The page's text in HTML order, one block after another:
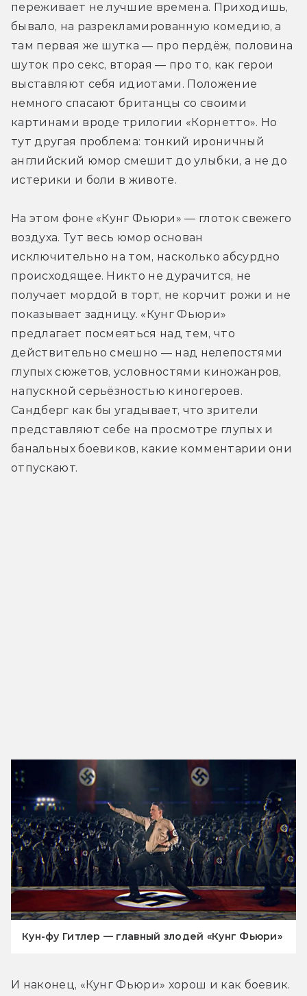
переживает не лучшие времена. Приходишь,
бывало, на разрекламированную комедию, а
там первая же шутка — про пердёж, половина
шуток про секс, вторая — про то, как герои
выставляют себя идиотами. Положение
немного спасают британцы со своими
картинами вроде трилогии «Корнетто». Но
тут другая проблема: тонкий ироничный
английский юмор смешит до улыбки, а не до
истерики и боли в животе.
На этом фоне «Кунг Фьюри» — глоток свежего
воздуха. Тут весь юмор основан
исключительно на том, насколько абсурдно
происходящее. Никто не дурачится, не
получает мордой в торт, не корчит рожи и не
показывает задницу. «Кунг Фьюри»
предлагает посмеяться над тем, что
действительно смешно — над нелепостями
глупых сюжетов, условностями киножанров,
напускной серьёзностью киногероев.
Сандберг как бы угадывает, что зрители
представляют себе на просмотре глупых и
банальных боевиков, какие комментарии они
отпускают.
Кун-фу Гитлер — главный злодей «Кунг Фьюри»
И наконец, «Кунг Фьюри» хорош и как боевик.